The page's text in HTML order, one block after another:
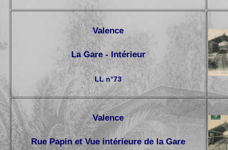
Valence
La Gare - Intérieur
LL n°73
Valence
Rue Papin et Vue intérieure de la Gare